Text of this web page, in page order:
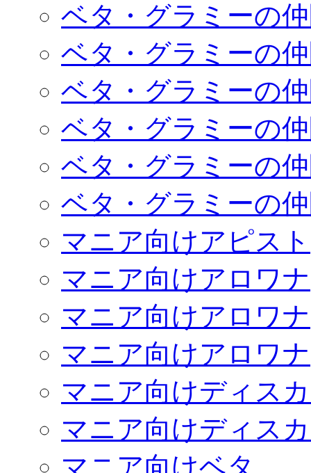
ベタ・グラミーの
ベタ・グラミーの
ベタ・グラミーの
ベタ・グラミーの
ベタ・グラミーの
ベタ・グラミーの
マニア向けアピスト
マニア向けアロワナ
マニア向けアロワナ
マニア向けアロワナ
マニア向けディス
マニア向けディス
マニア向けベタ